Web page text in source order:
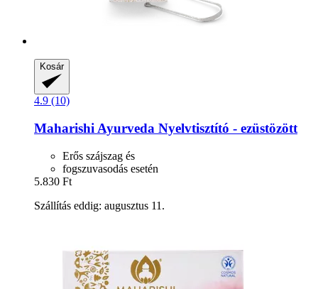
Kosár
4.9 (10)
Maharishi Ayurveda Nyelvtisztító -​ ezüstözött
Erős szájszag és
fogszuvasodás esetén
5.830 Ft
Szállítás eddig: augusztus 11.